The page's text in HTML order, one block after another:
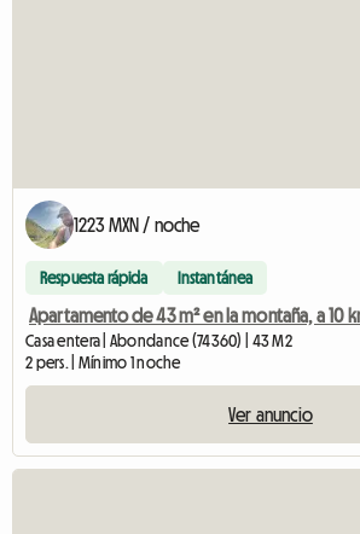
1223 MXN / noche
Respuesta rápida Instantánea
Casa entera | Abondance (74360) | 43 M2
2 pers. | Mínimo 1 noche
Ver anuncio